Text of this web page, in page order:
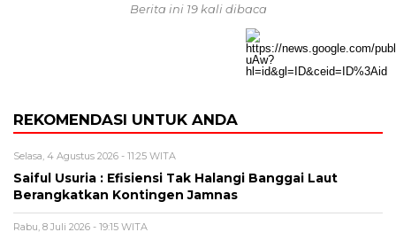
Berita ini 19 kali dibaca
REKOMENDASI UNTUK ANDA
Selasa, 4 Agustus 2026 - 11:25 WITA
Saiful Usuria : Efisiensi Tak Halangi Banggai Laut
Berangkatkan Kontingen Jamnas
Rabu, 8 Juli 2026 - 19:15 WITA